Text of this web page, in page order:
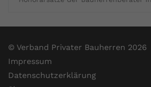
© Verband Privater Bauherren 2026
Impressum
Datenschutzerklärung